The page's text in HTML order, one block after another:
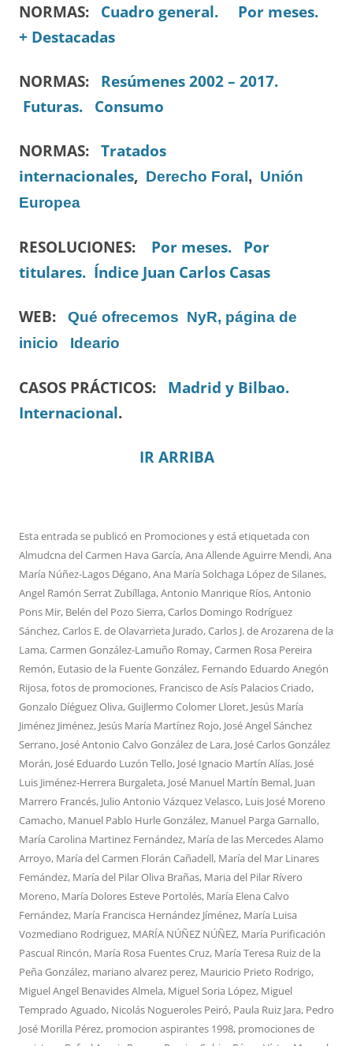
NORMAS: Cuadro general.
Por meses.
+ Destacadas
NORMAS: Resúmenes 2002 – 2017.
Futuras.
Consumo
NORMAS: Tratados
internacionales, Derecho Foral , Unión
Europea
RESOLUCIONES: Por meses.
Por
titulares. Índice Juan Carlos Casas
WEB: Qué ofrecemos NyR, página de
inicio
Ideario
CASOS PRÁCTICOS: Madrid y Bilbao.
Internacional.
IR ARRIBA
Esta entrada se publicó en Promocionesy está etiquetada con
Almudcna del Carmen Hava García,Ana Allende Aguirre Mendi,Ana
María Núñez-Lagos Dégano,Ana María Solchaga López de Silanes,
Angel Ramón Serrat Zubíllaga,Antonio Manrique Ríos,Antonio
Pons Mir, Belén del Pozo Sierra,Carlos Domingo Rodríguez
Sánchez,Carlos E. de Olavarrieta Jurado,Carlos J. de Arozarena de la
Lama,Carmen González-Lamuño Romay,Carmen Rosa Pereira
Remón, Eutasio de la Fuente González, Fernando Eduardo Anegón
Rijosa,fotos de promociones, Francisco de Asís Palacios Criado,
Gonzalo Díéguez Oliva,GuiJlermo Colomer Lloret, Jesús María
Jiménez Jiménez, Jesús María Martínez Rojo, José Angel Sánchez
Serrano, José Antonio Calvo González de Lara, José Carlos González
Morán, José Eduardo Luzón Tello, José Ignacio Martín Alías, José
Luis Jiménez-Herrera Burgaleta, José Manuel Martín Bemal, Juan
Marrero Francés, Julio Antonio Vázquez Velasco, Luis José Moreno
Camacho, Manuel Pablo Hurle González, Manuel Parga Garnallo,
María Carolina Martinez Fernández, María de las Mercedes Alamo
Arroyo, María del Carmen Florán Cañadell, María del Mar Linares
Femández, María del Pilar Oliva Brañas, Maria del Pilar Rívero
Moreno, María Dolores Esteve Portolés, María Elena Calvo
Fernández, María Francisca Hernández Jíménez, María Luisa
Vozmediano Rodriguez, MARÍA NÚÑEZ NÚÑEZ, María Purificación
Pascual Rincón, María Rosa Fuentes Cruz, María Teresa Ruiz de la
Peña González, mariano alvarez perez, Mauricio Prieto Rodrigo,
Miguel Angel Benavides Almela, Miguel Soria López, Miguel
Temprado Aguado, Nicolás Nogueroles Peiró, Paula Ruiz Jara, Pedro
José Morilla Pérez, promocion aspirantes 1998, promociones de